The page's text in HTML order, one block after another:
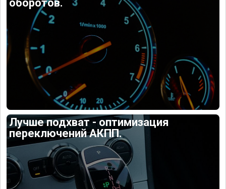
оборотов.
Лучше подхват - оптимизация
переключений АКПП.